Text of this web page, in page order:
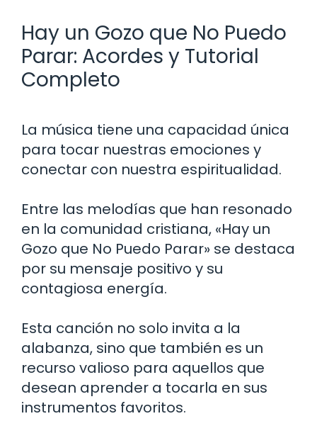
Hay un Gozo que No Puedo
Parar: Acordes y Tutorial
Completo
La música tiene una capacidad única
para tocar nuestras emociones y
conectar con nuestra espiritualidad.
Entre las melodías que han resonado
en la comunidad cristiana, «Hay un
Gozo que No Puedo Parar» se destaca
por su mensaje positivo y su
contagiosa energía.
Esta canción no solo invita a la
alabanza, sino que también es un
recurso valioso para aquellos que
desean aprender a tocarla en sus
instrumentos favoritos.